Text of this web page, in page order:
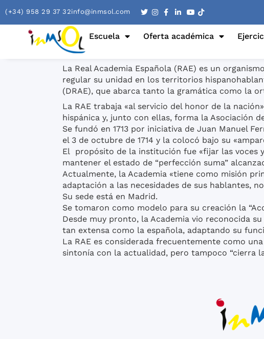
(+34) 958 29 37 32info@inmsol.com
Escuela Oferta académica
La Real Academia Española (RAE) es un
regular su unidad en los territorios
(DRAE), que abarca tanto la gramática como la
La RAE trabaja «al servicio del honor de la
hispánica y, junto con ellas, forma la Asociación
Se fundó en 1713 por iniciativa de Juan Manuel
el 3 de octubre de 1714 y la colocó bajo su
El propósito de la institución fue «fijar las voces
mantener el estado de “perfección suma”
Actualmente, la Academia «tiene como misión
adaptación a las necesidades de sus hablantes,
Su sede está en Madrid.
Se tomaron como modelo para su creación la
Desde muy pronto, la Academia vio reconocida
tan extensa como la española, adaptando su
La RAE es considerada frecuentemente como
sintonía con la actualidad, pero tampoco “cierra